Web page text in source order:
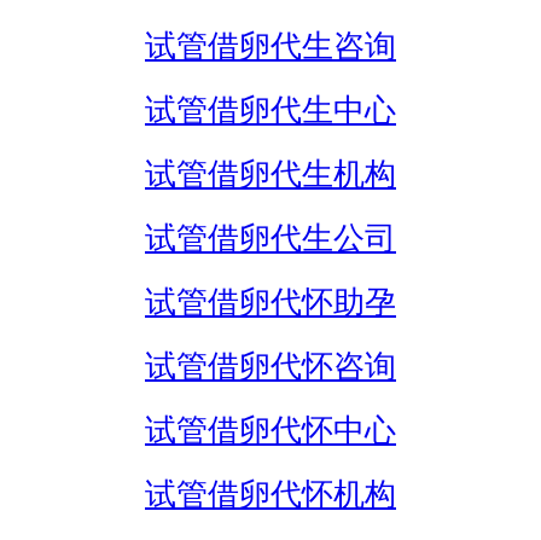
试管借卵代生咨询
试管借卵代生中心
试管借卵代生机构
试管借卵代生公司
试管借卵代怀助孕
试管借卵代怀咨询
试管借卵代怀中心
试管借卵代怀机构